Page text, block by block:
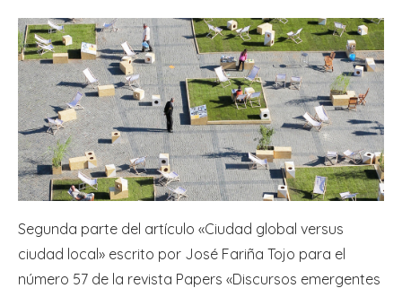
Segunda parte del artículo «Ciudad global versus
ciudad local» escrito por José Fariña Tojo para el
número 57 de la revista Papers «Discursos emergentes